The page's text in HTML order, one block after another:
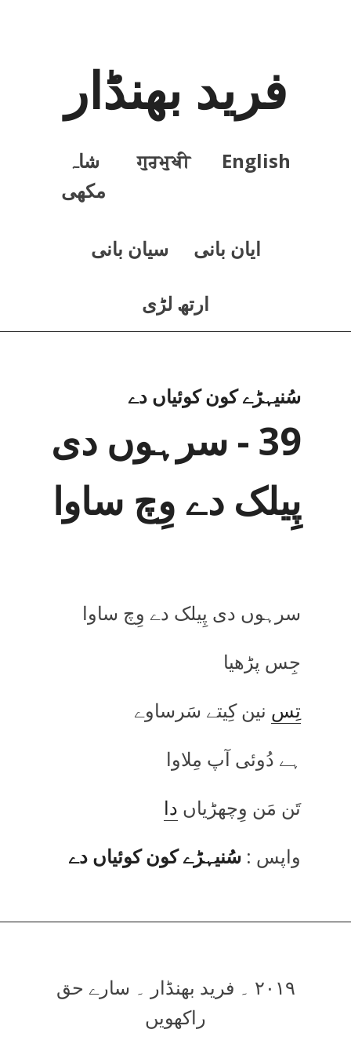
فرید بھنڈار
English
ਗੁਰਮੁਖੀ
شاہ
مکھی
ايان بانی سيان بانی
ارتھ لڑی
سُنیہڑے کون کوئیاں دے
39 - سرہوں دی
پِیلک دے وِچ ساوا
سرہوں دی پِیلک دے وِچ ساوا
جِس پڑھیا
تِس نین کِیتے سَرساوے
ہے دُوئی آپ مِلاوا
تَن مَن وِچھڑیاں دا
واپس : سُنیہڑے کون کوئیاں دے
۲۰۱۹ ۔ فرید بھنڈار ۔ سارے حق
راکھویں